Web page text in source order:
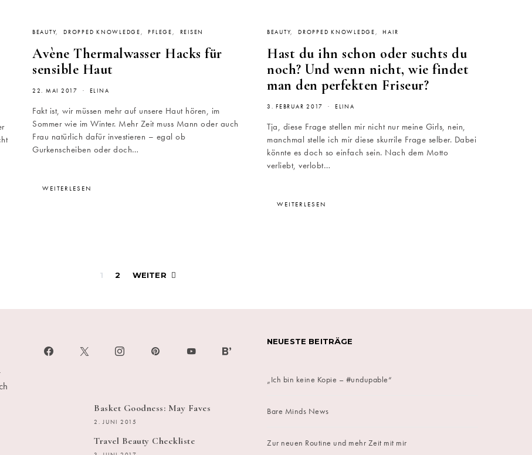
BEAUTY DROPPED KNOWLEDGE PFLEGE REISEN
Avène Thermalwasser Hacks für
sensible Haut
22. MAI 2017 ELINA
Fakt ist, wir müssen mehr auf unsere Haut hören, im
Sommer wie im Winter. Mehr Zeit muss Mann oder auch
Frau natürlich dafür investieren – egal ob
Gurkenscheiben oder doch…
WEITERLESEN
BEAUTY DROPPED KNOWLEDGE HAIR
Hast du ihn schon oder suchts du
noch? Und wenn nicht, wie findet
man den perfekten Friseur?
3. FEBRUAR 2017 ELINA
Tja, diese Frage stellen mir nicht nur meine Girls, nein,
manchmal stelle ich mir diese skurrile Frage selber. Dabei
könnte es doch so einfach sein. Nach dem Motto
verliebt, verlobt…
WEITERLESEN
Beitragsnavigation
1 2 WEITER
Basket Goodness: May Faves
2. JUNI 2015
Travel Beauty Checkliste
NEUESTE BEITRÄGE
„Ich bin keine Kopie – #undupable“
Bare Minds News
Zur neuen Routine und mehr Zeit mit mir